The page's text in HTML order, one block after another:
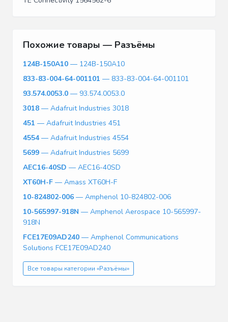
Похожие товары — Разъёмы
124B-150A10 — 124B-150A10
833-83-004-64-001101 — 833-83-004-64-001101
93.574.0053.0 — 93.574.0053.0
3018 — Adafruit Industries 3018
451 — Adafruit Industries 451
4554— Adafruit Industries 4554
5699 — Adafruit Industries 5699
AEC16-40SD — AEC16-40SD
XT60H-F — Amass XT60H-F
10-824802-006 — Amphenol 10-824802-006
10-565997-918N — Amphenol Aerospace 10-565997-
918N
FCE17E09AD240 — Amphenol Communications
Solutions FCE17E09AD240
Все товары категории «Разъёмы»